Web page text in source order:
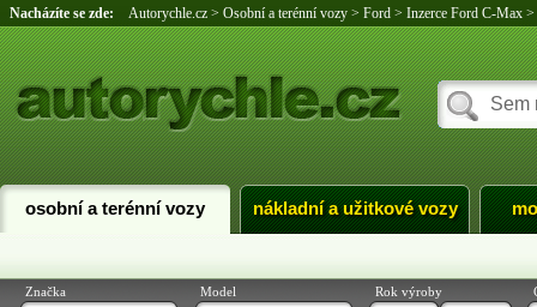
Nacházíte se zde: Autorychle.cz > Osobní a terénní vozy > Ford > Inzerce Ford C-Max >
osobní a terénní vozy nákladní a užitkové vozy
Značka Model Rok výroby